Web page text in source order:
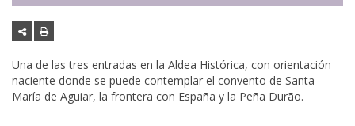
Una de las tres entradas en la Aldea Histórica, con orientación
naciente donde se puede contemplar el convento de Santa
María de Aguiar, la frontera con España y la Peña Durão.